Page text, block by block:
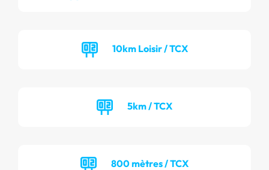
10km Loisir / TCX
5km / TCX
800 mètres / TCX